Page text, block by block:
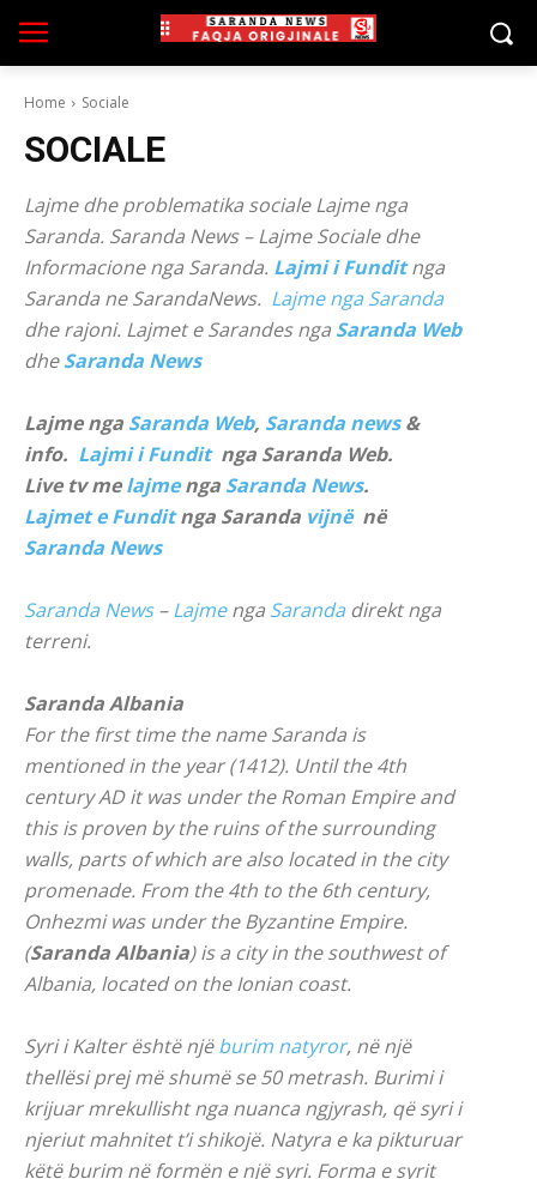
Home Sociale
SOCIALE
Lajme dhe problematika sociale Lajme nga
Saranda. Saranda News – Lajme Sociale dhe
Informacione nga Saranda. Lajmi i Funditnga
Saranda ne SarandaNews. Lajme nga Saranda
dhe rajoni. Lajmet e Sarandes nga Saranda Web
dheSaranda News
Lajme nga Saranda Web, Saranda news&
info. Lajmi i Funditnga Saranda Web.
Live tv melajmenga Saranda News.
Lajmet e Funditnga Saranda vijnënë
Saranda News
Saranda News–Lajmenga Saranda direkt nga
terreni.
Saranda Albania
For the first time the name Saranda is
mentioned in the year (1412). Until the 4th
century AD it was under the Roman Empire and
this is proven by the ruins of the surrounding
walls, parts of which are also located in the city
promenade. From the 4th to the 6th century,
Onhezmi was under the Byzantine Empire.
(Saranda Albania) is a city in the southwest of
Albania, located on the Ionian coast.
Syri i Kalter është njëburim natyror, në një
thellësi prej më shumë se 50 metrash. Burimi i
krijuar mrekullisht nga nuanca ngjyrash, që syri i
njeriut mahnitet t’i shikojë. Natyra e ka pikturuar
këtë burim në formën e një syri. Forma e syrit